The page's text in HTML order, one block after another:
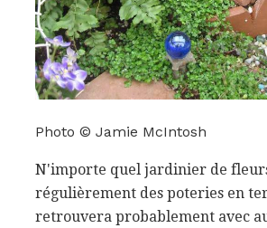
Photo © Jamie McIntosh
N'importe quel jardinier de
régulièrement des poteries en
retrouvera probablement avec